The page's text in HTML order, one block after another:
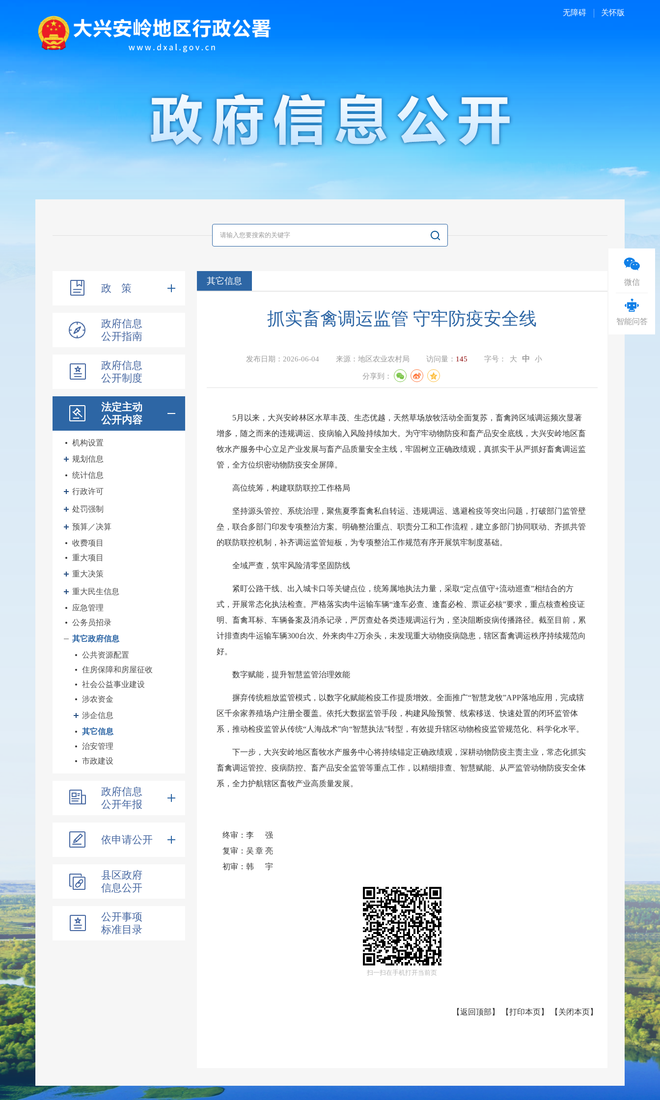
无障碍 关怀版
政 策
政府信息
公开指南
政府信息
公开制度
法定主动
公开内容
机构设置
规划信息
统计信息
行政许可
处罚强制
预算／决算
收费项目
重大项目
重大决策
重大民生信息
应急管理
公务员招录
其它政府信息
公共资源配置
住房保障和房屋征收
社会公益事业建设
涉农资金
涉企信息
其它信息
治安管理
市政建设
政府信息
公开年报
依申请公开
县区政府
信息公开
公开事项
标准目录
其它信息
抓实畜禽调运监管 守牢防疫安全线
发布日期： 2026-06-04 来源： 地区农业农村局 访问量： 145 字号： 大 中 小
分享到：
5月以来，大兴安岭林区水草丰茂、生态优越，天然草场放牧活动全面复苏，畜禽跨区域调运频次显著
增多，随之而来的违规调运、疫病输入风险持续加大。为守牢动物防疫和畜产品安全底线，大兴安岭地区畜
牧水产服务中心立足产业发展与畜产品质量安全主线，牢固树立正确政绩观，真抓实干从严抓好畜禽调运监
管，全方位织密动物防疫安全屏障。
高位统筹，构建联防联控工作格局
坚持源头管控、系统治理，聚焦夏季畜禽私自转运、违规调运、逃避检疫等突出问题，打破部门监管壁
垒，联合多部门印发专项整治方案。明确整治重点、职责分工和工作流程，建立多部门协同联动、齐抓共管
的联防联控机制，补齐调运监管短板，为专项整治工作规范有序开展筑牢制度基础。
全域严查，筑牢风险清零坚固防线
紧盯公路干线、出入城卡口等关键点位，统筹属地执法力量，采取“定点值守+流动巡查”相结合的方
式，开展常态化执法检查。严格落实肉牛运输车辆“逢车必查、逢畜必检、票证必核”要求，重点核查检疫证
明、畜禽耳标、车辆备案及消杀记录，严厉查处各类违规调运行为，坚决阻断疫病传播路径。截至目前，累
计排查肉牛运输车辆300台次、外来肉牛2万余头，未发现重大动物疫病隐患，辖区畜禽调运秩序持续规范向
好。
数字赋能，提升智慧监管治理效能
摒弃传统粗放监管模式，以数字化赋能检疫工作提质增效。全面推广“智慧龙牧”APP落地应用，完成辖
区千余家养殖场户注册全覆盖。依托大数据监管手段，构建风险预警、线索移送、快速处置的闭环监管体
系，推动检疫监管从传统“人海战术”向“智慧执法”转型，有效提升辖区动物检疫监管规范化、科学化水平。
下一步，大兴安岭地区畜牧水产服务中心将持续锚定正确政绩观，深耕动物防疫主责主业，常态化抓实
畜禽调运管控、疫病防控、畜产品安全监管等重点工作，以精细排查、智慧赋能、从严监管动物防疫安全体
系，全力护航辖区畜牧产业高质量发展。
终审： 李强
复审： 吴章亮
初审： 韩宇
扫一扫在手机打开当前页
【返回顶部 】 【打印本页】 【 关闭本页】
微信
智能问答